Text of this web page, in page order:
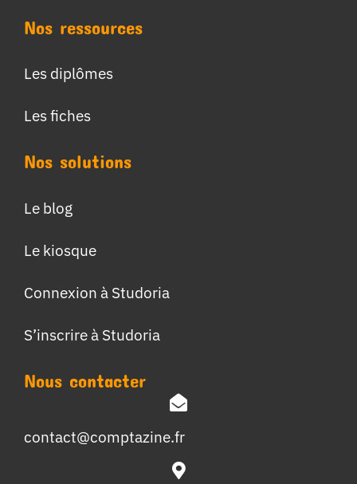
Nos ressources
Les diplômes
Les fiches
Nos solutions
Le blog
Le kiosque
Connexion à Studoria
S’inscrire à Studoria
Nous contacter
contact@comptazine.fr